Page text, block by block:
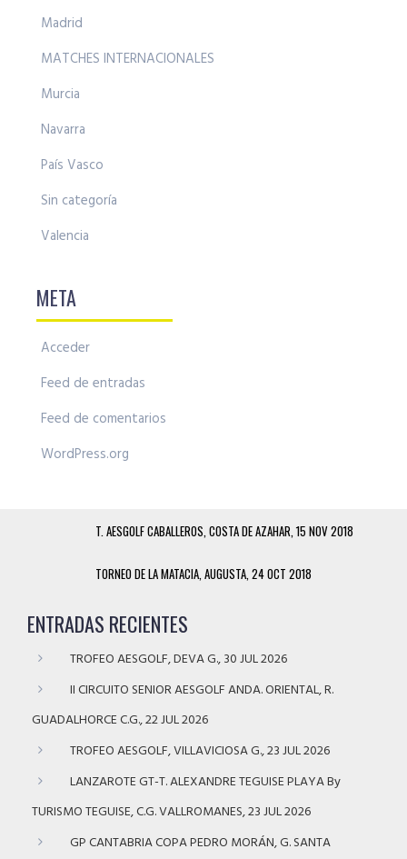
Madrid
MATCHES INTERNACIONALES
Murcia
Navarra
País Vasco
Sin categoría
Valencia
META
Acceder
Feed de entradas
Feed de comentarios
WordPress.org
T. AESGOLF CABALLEROS, COSTA DE AZAHAR, 15 NOV 2018
TORNEO DE LA MATACIA, AUGUSTA, 24 OCT 2018
ENTRADAS RECIENTES
TROFEO AESGOLF, DEVA G., 30 JUL 2026
II CIRCUITO SENIOR AESGOLF ANDA. ORIENTAL, R.
GUADALHORCE C.G., 22 JUL 2026
TROFEO AESGOLF, VILLAVICIOSA G., 23 JUL 2026
LANZAROTE GT-T. ALEXANDRE TEGUISE PLAYA By
TURISMO TEGUISE, C.G. VALLROMANES, 23 JUL 2026
GP CANTABRIA COPA PEDRO MORÁN, G. SANTA